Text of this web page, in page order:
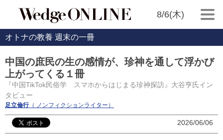
8/6(木)
オトナの教養 週末の一冊
中国の庶民の生の感情が、珍神を通して浮かび
上がってくる１冊
『中国TikTok民俗学 スマホからはじまる珍神探訪』大谷亨氏イン
タビュー
足立倫行（ ノンフィクションライター）
2026/06/06